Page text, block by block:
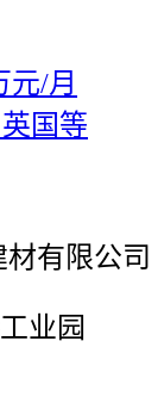
元/月
国等
有限公司
业园